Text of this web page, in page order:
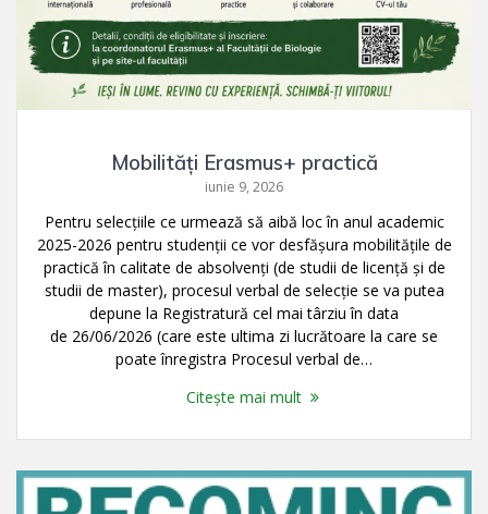
Mobilități Erasmus+ practică
iunie 9, 2026
Pentru selecțiile ce urmează să aibă loc în anul academic
2025-2026 pentru studenții ce vor desfășura mobilitățile de
practică în calitate de absolvenți (de studii de licență și de
studii de master), procesul verbal de selecție se va putea
depune la Registratură cel mai târziu în data
de 26/06/2026 (care este ultima zi lucrătoare la care se
poate înregistra Procesul verbal de…
Citește mai mult